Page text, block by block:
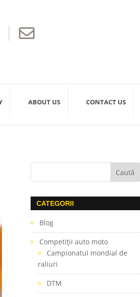

ABOUT US CONTACT US
CATEGORII
Blog
Competiţii auto moto
Campionatul mondial de
raliuri
DTM